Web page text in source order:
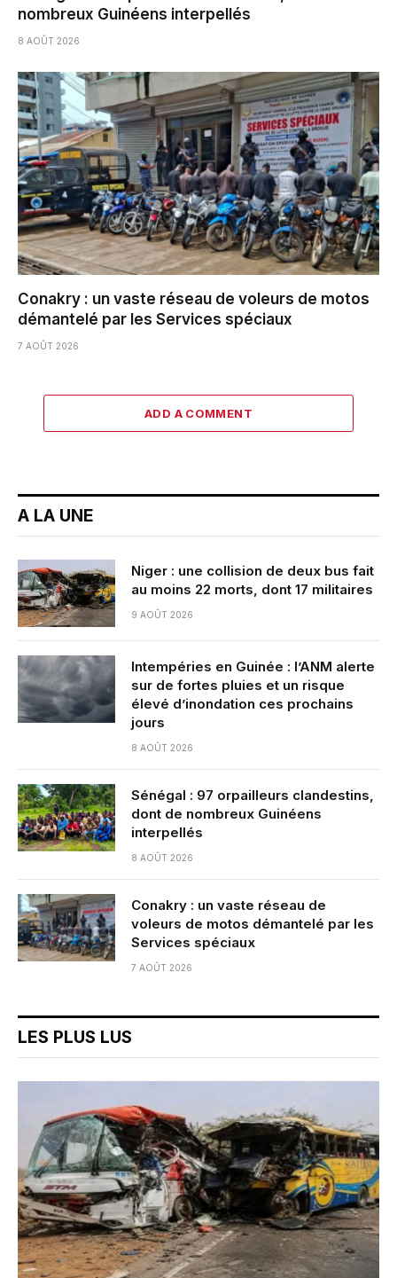
nombreux Guinéens interpellés
8 AOÛT 2026
Conakry : un vaste réseau de voleurs de motos
démantelé par les Services spéciaux
7 AOÛT 2026
ADD A COMMENT
A LA UNE
Niger : une collision de deux bus fait
au moins 22 morts, dont 17 militaires
9 AOÛT 2026
Intempéries en Guinée : l’ANM alerte
sur de fortes pluies et un risque
élevé d’inondation ces prochains
jours
8 AOÛT 2026
Sénégal : 97 orpailleurs clandestins,
dont de nombreux Guinéens
interpellés
8 AOÛT 2026
Conakry : un vaste réseau de
voleurs de motos démantelé par les
Services spéciaux
7 AOÛT 2026
LES PLUS LUS